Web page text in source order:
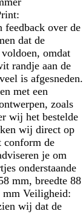
feedback over de
dat de
omdat
randje aan de
is afgesneden.
met een
zoals
wij het bestelde
wij direct op
conform de
je om
onderstaande
mm, breedte 88
Veiligheid:
wij dat de